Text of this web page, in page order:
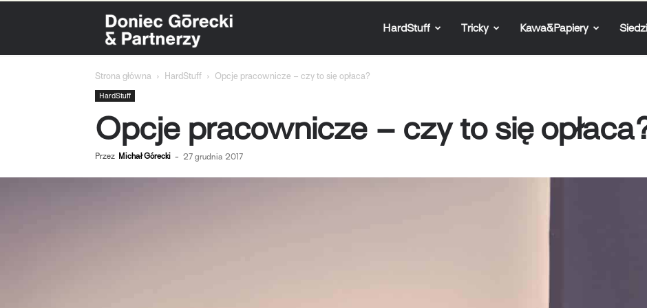
Górecki
&
HardStuff Tricky Kawa&Papiery
Strona główna HardStuff Opcje pracownicze – czy to się opłaca?
HardStuff
Opcje pracownicze – czy to się
Przez Michał Górecki - 27 grudnia 2017